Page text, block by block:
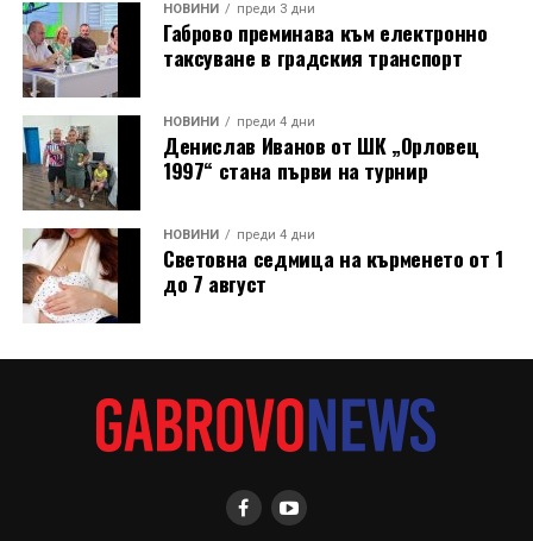
НОВИНИ преди 3 дни
Габрово преминава към електронно
таксуване в градския транспорт
НОВИНИ преди 4 дни
Денислав Иванов от ШК „Орловец
1997“ стана първи на турнир
НОВИНИ преди 4 дни
Световна седмица на кърменето от 1
до 7 август